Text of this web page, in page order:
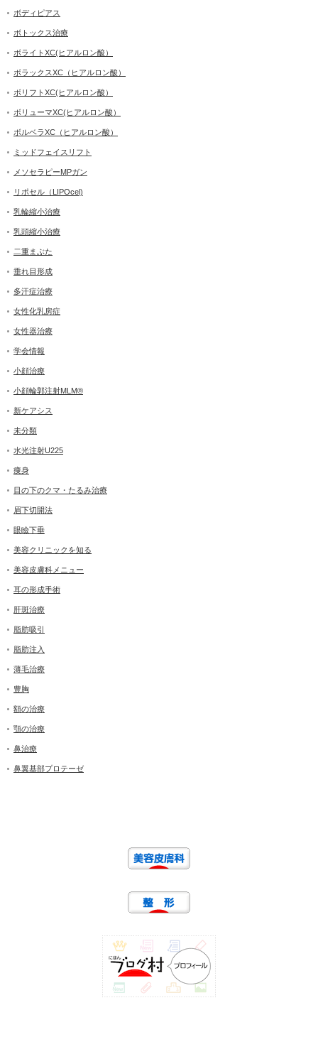
ボディピアス
ボトックス治療
ボライトXC(ヒアルロン酸）
ボラックスXC（ヒアルロン酸）
ボリフトXC(ヒアルロン酸）
ボリューマXC(ヒアルロン酸）
ボルベラXC（ヒアルロン酸）
ミッドフェイスリフト
メソセラピーMPガン
リポセル（LIPOcel)
乳輪縮小治療
乳頭縮小治療
二重まぶた
垂れ目形成
多汗症治療
女性化乳房症
女性器治療
学会情報
小顔治療
小顔輪郭注射MLM®
新ケアシス
未分類
水光注射U225
痩身
目の下のクマ・たるみ治療
眉下切開法
眼瞼下垂
美容クリニックを知る
美容皮膚科メニュー
耳の形成手術
肝斑治療
脂肪吸引
脂肪注入
薄毛治療
豊胸
額の治療
顎の治療
鼻治療
鼻翼基部プロテーゼ